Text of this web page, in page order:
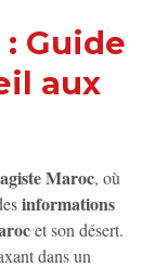
Guide
aux
Maroc, où
informations
et son désert.
dans un